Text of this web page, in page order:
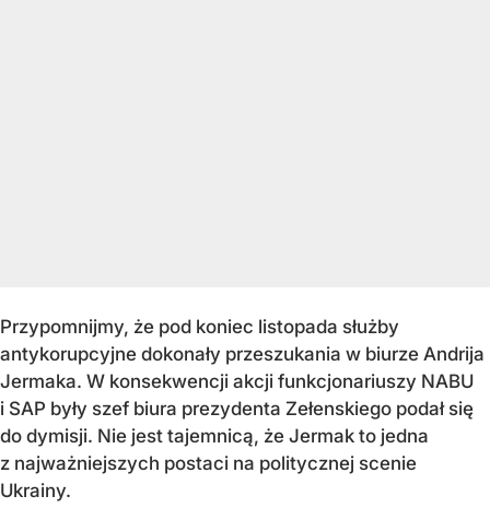
Przypomnijmy, że pod koniec listopada służby
antykorupcyjne dokonały przeszukania w biurze Andrija
Jermaka. W konsekwencji akcji funkcjonariuszy NABU
i SAP były szef biura prezydenta Zełenskiego podał się
do dymisji. Nie jest tajemnicą, że Jermak to jedna
z najważniejszych postaci na politycznej scenie
Ukrainy.